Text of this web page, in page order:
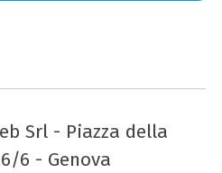
Srl - Piazza della
6 - Genova